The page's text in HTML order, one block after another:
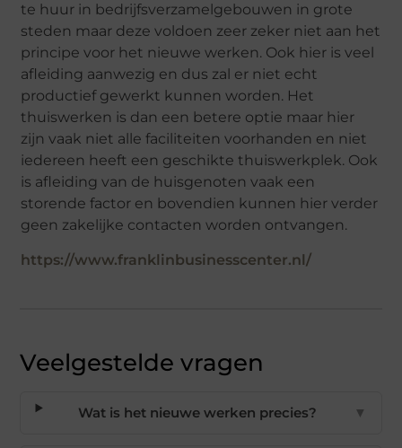
te huur in bedrijfsverzamelgebouwen in grote
steden maar deze voldoen zeer zeker niet aan het
principe voor het nieuwe werken. Ook hier is veel
afleiding aanwezig en dus zal er niet echt
productief gewerkt kunnen worden. Het
thuiswerken is dan een betere optie maar hier
zijn vaak niet alle faciliteiten voorhanden en niet
iedereen heeft een geschikte thuiswerkplek. Ook
is afleiding van de huisgenoten vaak een
storende factor en bovendien kunnen hier verder
geen zakelijke contacten worden ontvangen.
https://www.franklinbusinesscenter.nl/
Veelgestelde vragen
Wat is het nieuwe werken precies? ▼